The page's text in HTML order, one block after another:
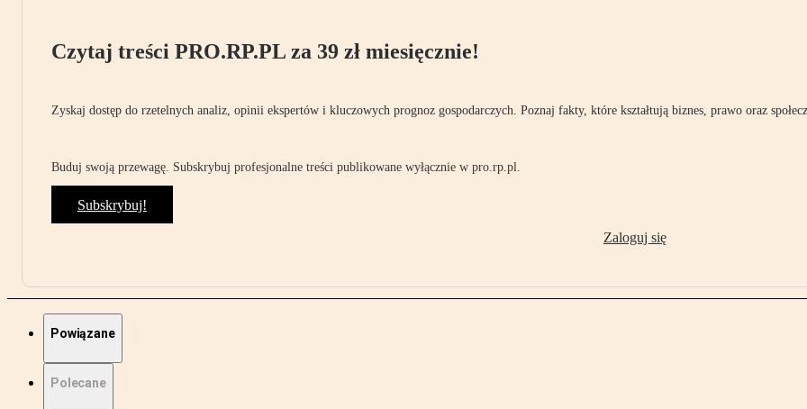
Czytaj treści PRO.RP.PL za 39 zł miesięcznie!
Zyskaj dostęp do rzetelnych analiz, opinii ekspertów i kluczowych prognoz gospodarczych. Poznaj fakty, które kształtują biznes, prawo oraz
Buduj swoją przewagę. Subskrybuj profesjonalne treści publikowane wyłącznie w pro.rp.pl.
Subskrybuj!
Zaloguj się
Powiązane
Polecane